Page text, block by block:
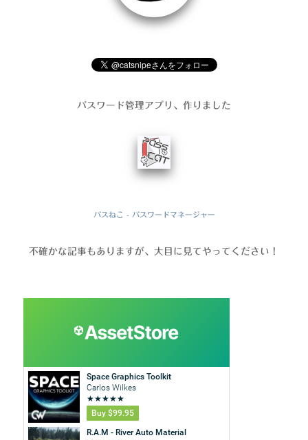
パスワード管理アプリ、作りました
パスねこ - パスワードマネージャー
不確かな記事もありますが、大目に見てやってください！